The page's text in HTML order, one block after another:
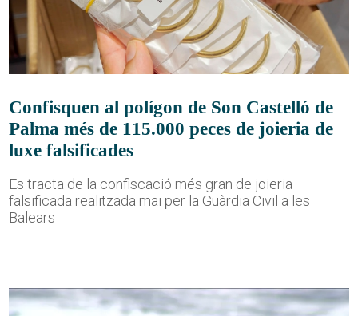
Confisquen al polígon de Son Castelló de
Palma més de 115.000 peces de joieria de
luxe falsificades
Es tracta de la confiscació més gran de joieria
falsificada realitzada mai per la Guàrdia Civil a les
Balears